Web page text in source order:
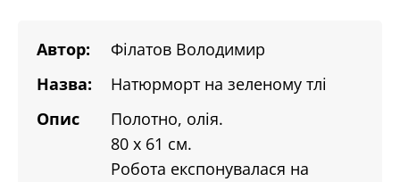
Автор:
Філатов Володимир
Назва:
Натюрморт на зеленому тлі
Опис
Полотно, олія.
80 х 61 см.
Робота експонувалася на